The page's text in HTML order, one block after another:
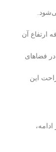
ارتفاع آن
از آن در فضاهای
راحت این